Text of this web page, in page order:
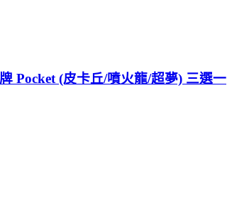
Pocket (皮卡丘/噴火龍/超夢) 三選一